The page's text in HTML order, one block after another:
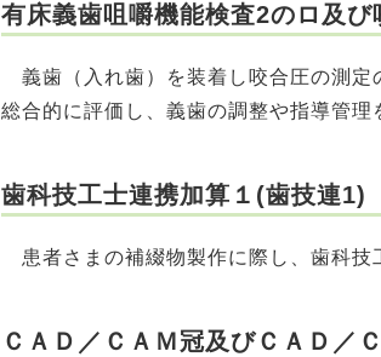
有床義歯咀嚼機能検査2のロ及び
義歯（入れ歯）を装着し咬合圧の測定
総合的に評価し、義歯の調整や指導管理
歯科技工士連携加算１(歯技連1)
患者さまの補綴物製作に際し、歯科技
ＣＡＤ／ＣＡＭ冠及びＣＡＤ／